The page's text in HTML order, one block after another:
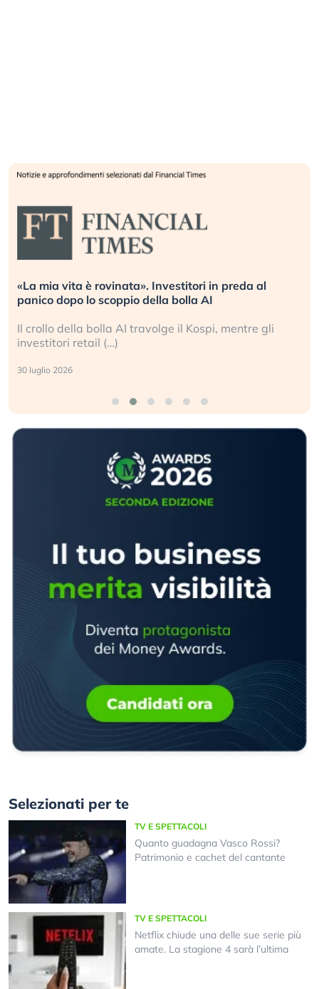
«La mia vita è rovinata». Investitori in preda al
panico dopo lo scoppio della bolla AI
Il crollo della bolla AI travolge il Kospi, mentre gli
investitori retail (…)
30 luglio 2026
Selezionati per te
TV E SPETTACOLI
Quanto guadagna Vasco Rossi?
Patrimonio e cachet del cantante
TV E SPETTACOLI
Netflix chiude una delle sue serie più
amate. La stagione 4 sarà l’ultima